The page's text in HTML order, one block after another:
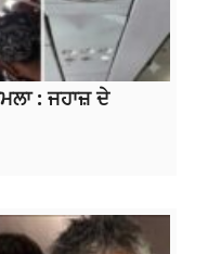
: ਜਹਾਜ਼ ਦੇ